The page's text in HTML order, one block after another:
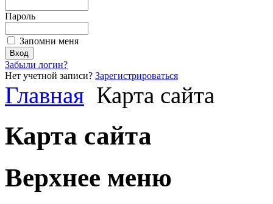
Пароль
Запомни меня
Забыли логин?
Нет учетной записи? Зарегистрироваться
Главная Карта сайта
Карта сайта
Верхнее меню